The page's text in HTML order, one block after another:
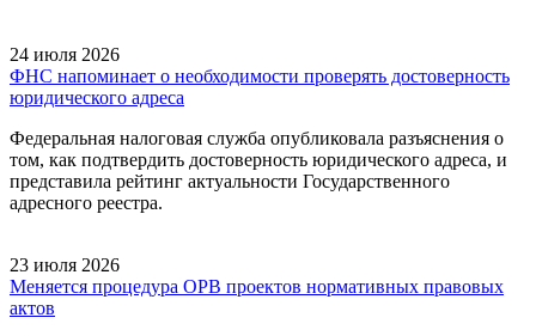
24 июля 2026
ФНС напоминает о необходимости проверять достоверность
юридического адреса
Федеральная налоговая служба опубликовала разъяснения о
том, как подтвердить достоверность юридического адреса, и
представила рейтинг актуальности Государственного
адресного реестра.
23 июля 2026
Меняется процедура ОРВ проектов нормативных правовых
актов